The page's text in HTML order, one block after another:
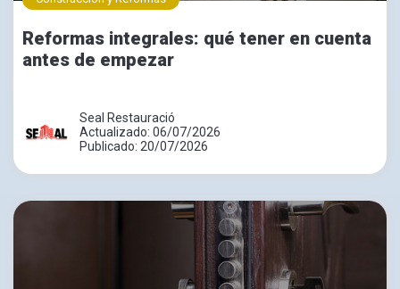
Reformas integrales: qué tener en cuenta
antes de empezar
Seal Restauració
Actualizado: 06/07/2026
Publicado: 20/07/2026